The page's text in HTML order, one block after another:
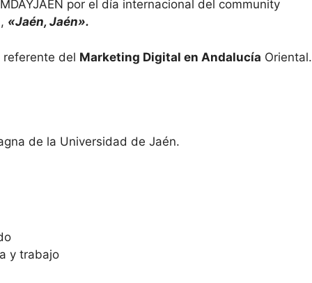
por el día internacional del community
«Jaén, Jaén».
referente del Marketing Digital en Andalucía Oriental.
de la Universidad de Jaén.
y trabajo